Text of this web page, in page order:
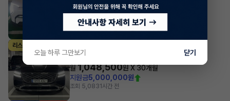
월609,510원 X39개월
조회 14,0861시간 전
리스
2024년
월 1,048,500원 X 30개월
지원금5,000,000원
조회 5,0831시간 전
오늘 하루 그만보기 닫기